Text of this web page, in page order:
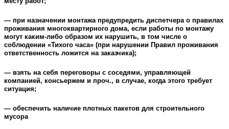
— при назначении монтажа предупредить диспетчера о правилах
проживания многоквартирного дома, если работы по монтажу
могут каким-либо образом их нарушить, в том числе о
соблюдении «Тихого часа» (при нарушении Правил проживания
ответственность ложится на заказчика);
— взять на себя переговоры с соседями, управляющей
компанией, консьержем и проч., в случае, когда этого требует
ситуация;
— обеспечить наличие плотных пакетов для строительного
мусора